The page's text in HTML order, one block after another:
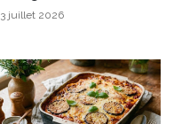
juillet 2026